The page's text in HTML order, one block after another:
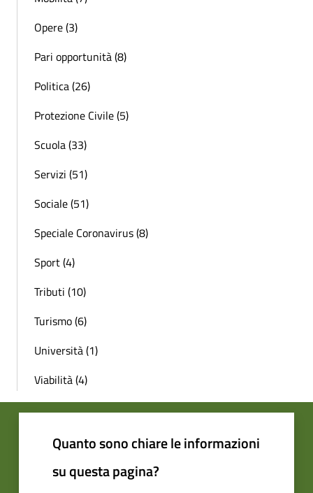
Opere (3)
Pari opportunità (8)
Politica (26)
Protezione Civile (5)
Scuola (33)
Servizi (51)
Sociale (51)
Speciale Coronavirus (8)
Sport (4)
Tributi (10)
Turismo (6)
Università (1)
Viabilità (4)
Quanto sono chiare le informazioni
su questa pagina?